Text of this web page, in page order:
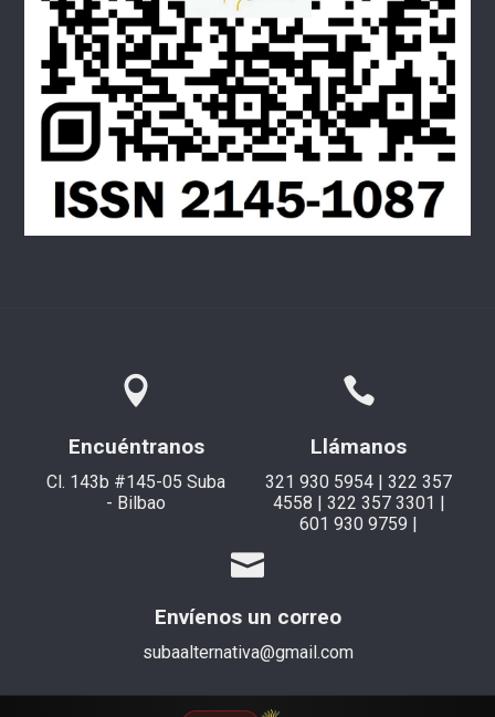
Encuéntranos
Cl. 143b #145-05 Suba
- Bilbao
Llámanos
321 930 5954 | 322 357
4558 | 322 357 3301 |
601 930 9759 |
Envíenos un correo
subaalternativa@gmail.com